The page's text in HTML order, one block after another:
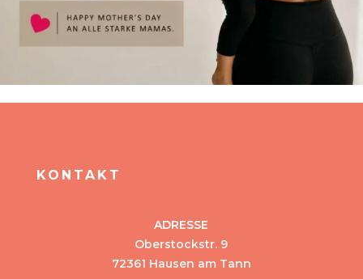
KONTAKT
ADRESSE
Oberstockstr. 9
72361 Hausen am Tann